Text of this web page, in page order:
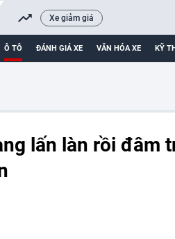
Xe giảm giá
Ô TÔ ĐÁNH GIÁ XE VĂN HÓA XE KỸ
lấn làn rồi đâm